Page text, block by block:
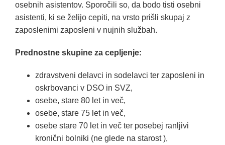
osebnih asistentov. Sporočili so, da bodo tisti osebni
asistenti, ki se želijo cepiti, na vrsto prišli skupaj z
zaposlenimi zaposleni v nujnih službah.
Prednostne skupine za cepljenje:
zdravstveni delavci in sodelavci ter zaposleni in
oskrbovanci v DSO in SVZ,
osebe, stare 80 let in več,
osebe, stare 75 let in več,
osebe stare 70 let in več ter posebej ranljivi
kronični bolniki (ne glede na starost ),